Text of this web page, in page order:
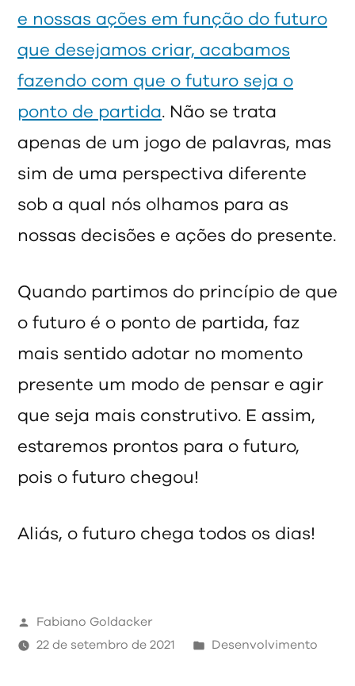
e nossas ações em função do futuro
que desejamos criar, acabamos
fazendo com que o futuro seja o
ponto de partida. Não se trata
apenas de um jogo de palavras, mas
sim de uma perspectiva diferente
sob a qual nós olhamos para as
nossas decisões e ações do presente.
Quando partimos do princípio de que
o futuro é o ponto de partida, faz
mais sentido adotar no momento
presente um modo de pensar e agir
que seja mais construtivo. E assim,
estaremos prontos para o futuro,
pois o futuro chegou!
Aliás, o futuro chega todos os dias!
Publicado
por
Fabiano Goldacker
22 de setembro de 2021
Publicado
Desenvolvimento